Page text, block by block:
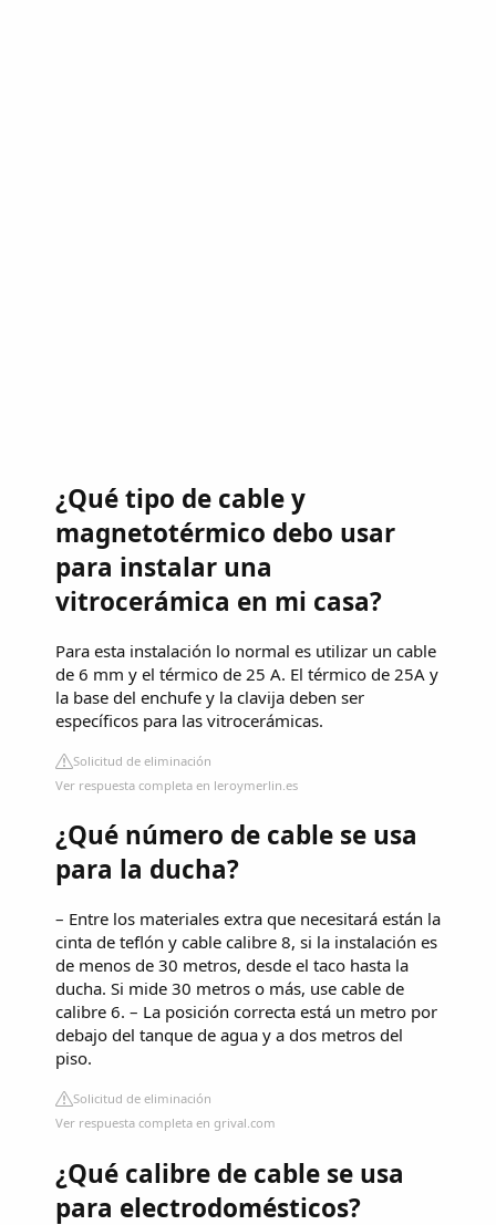
¿Qué tipo de cable y
magnetotérmico debo usar
para instalar una
vitrocerámica en mi casa?
Para esta instalación lo normal es utilizar un cable
de 6 mm y el térmico de 25 A. El térmico de 25A y
la base del enchufe y la clavija deben ser
específicos para las vitrocerámicas.
Solicitud de eliminación
Ver respuesta completa en leroymerlin.es
¿Qué número de cable se usa
para la ducha?
– Entre los materiales extra que necesitará están la
cinta de teflón y cable calibre 8, si la instalación es
de menos de 30 metros, desde el taco hasta la
ducha. Si mide 30 metros o más, use cable de
calibre 6. – La posición correcta está un metro por
debajo del tanque de agua y a dos metros del
piso.
Solicitud de eliminación
Ver respuesta completa en grival.com
¿Qué calibre de cable se usa
para electrodomésticos?